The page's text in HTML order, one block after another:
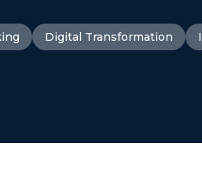
Digital Transformation